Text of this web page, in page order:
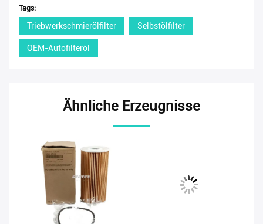
Tags:
Triebwerkschmierölfilter Selbstölfilter
OEM-Autofilteröl
Ähnliche Erzeugnisse